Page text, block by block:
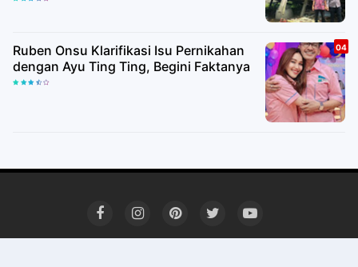
Ruben Onsu Klarifikasi Isu Pernikahan
dengan Ayu Ting Ting, Begini Faktanya